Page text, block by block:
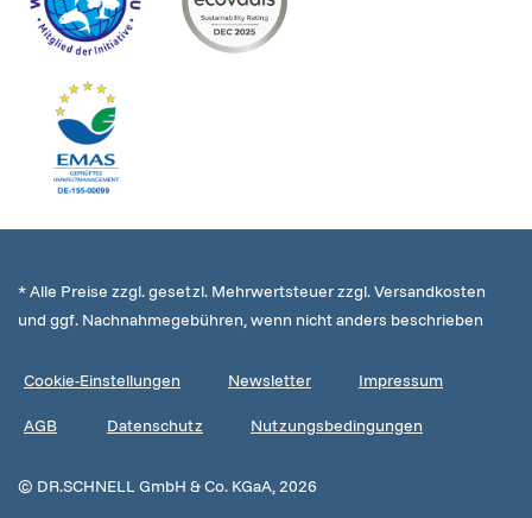
* Alle Preise zzgl. gesetzl. Mehrwertsteuer zzgl. Versandkosten
und ggf. Nachnahmegebühren, wenn nicht anders beschrieben
Cookie-Einstellungen Newsletter Impressum
AGB Datenschutz Nutzungsbedingungen
© DR.SCHNELL GmbH & Co. KGaA, 2026